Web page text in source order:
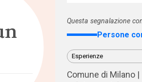
Questa segnalazione
Persone
Esperienze
Comune di Milano